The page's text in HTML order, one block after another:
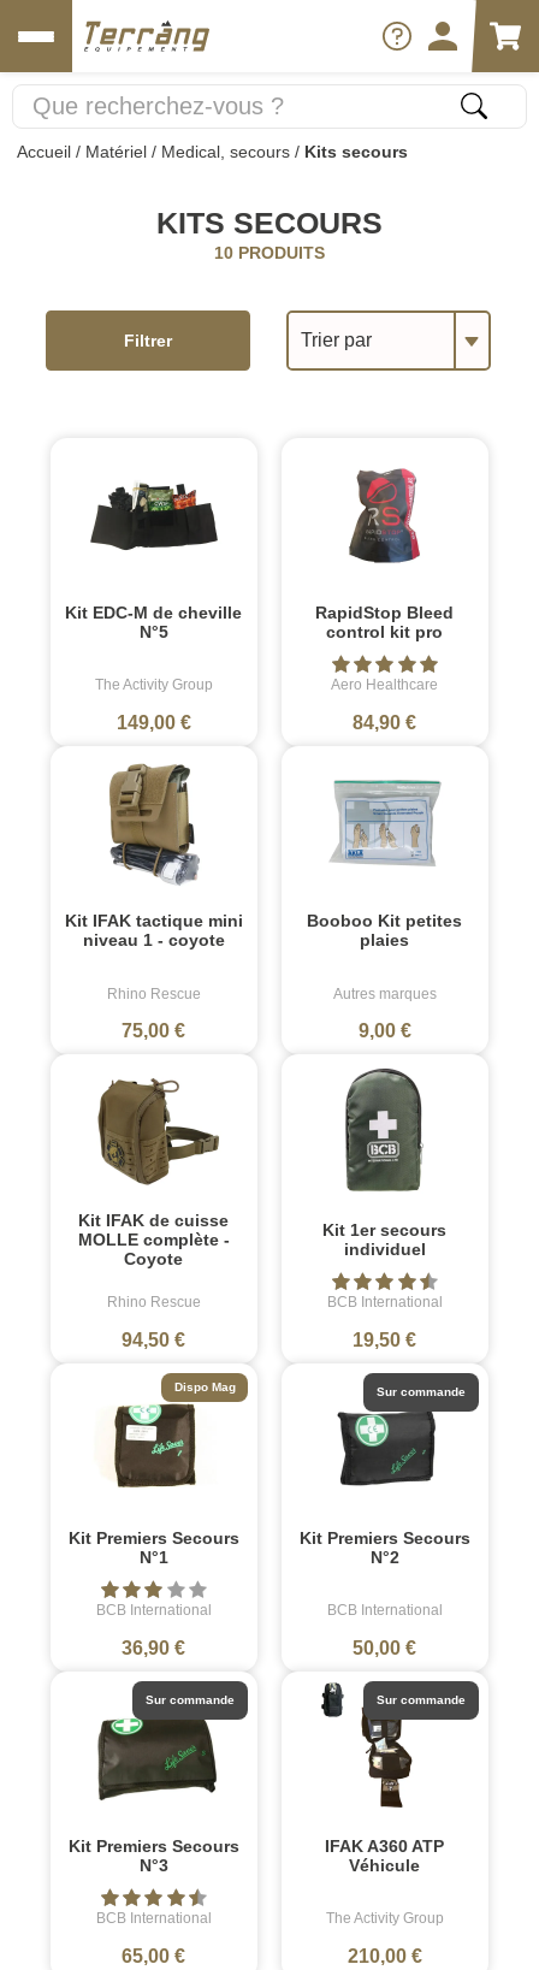
Accueil / Matériel / Medical, secours / Kits secours
KITS SECOURS
10 PRODUITS
Trier par
Filtrer
Kit EDC-M de cheville
N°5
The Activity Group
149,00 €
RapidStop Bleed
control kit pro
Aero Healthcare
84,90 €
Kit IFAK tactique mini
niveau 1 - coyote
Rhino Rescue
75,00 €
Booboo Kit petites
plaies
Autres marques
9,00 €
Kit IFAK de cuisse
MOLLE complète -
Coyote
Rhino Rescue
94,50 €
Kit 1er secours
individuel
BCB International
19,50 €
Kit Premiers Secours
N°1
BCB International
36,90 €
Dispo Mag
Kit Premiers Secours
N°2
BCB International
50,00 €
Sur commande
Kit Premiers Secours
N°3
BCB International
65,00 €
Sur commande
IFAK A360 ATP
Véhicule
The Activity Group
210,00 €
Sur commande